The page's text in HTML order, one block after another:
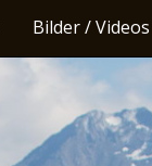
Bilder / Videos